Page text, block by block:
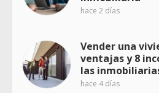
hace 2 días
Vender una
ventajas y 8
las
hace 4 días